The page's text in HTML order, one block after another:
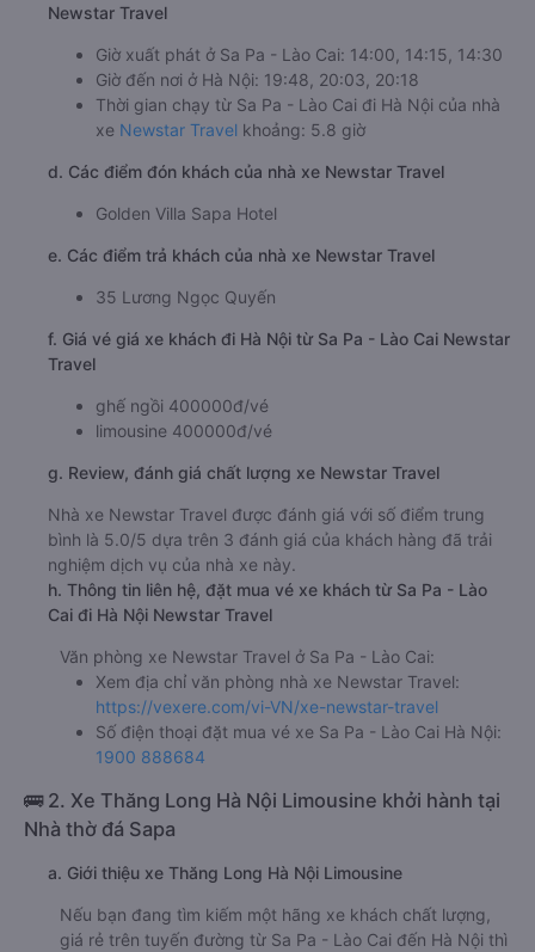
Newstar Travel
Giờ xuất phát ở Sa Pa - Lào Cai: 14:00, 14:15, 14:30
Giờ đến nơi ở Hà Nội: 19:48, 20:03, 20:18
Thời gian chạy từ Sa Pa - Lào Cai đi Hà Nội của nhà
xe Newstar Travel khoảng: 5.8 giờ
d. Các điểm đón khách của nhà xe Newstar Travel
Golden Villa Sapa Hotel
e. Các điểm trả khách của nhà xe Newstar Travel
35 Lương Ngọc Quyến
f. Giá vé giá xe khách đi Hà Nội từ Sa Pa - Lào Cai Newstar
Travel
ghế ngồi 400000đ/vé
limousine 400000đ/vé
g. Review, đánh giá chất lượng xe Newstar Travel
Nhà xe Newstar Travel được đánh giá với số điểm trung
bình là 5.0/5 dựa trên 3 đánh giá của khách hàng đã trải
nghiệm dịch vụ của nhà xe này.
h. Thông tin liên hệ, đặt mua vé xe khách từ Sa Pa - Lào
Cai đi Hà Nội Newstar Travel
Văn phòng xe Newstar Travel ở Sa Pa - Lào Cai:
Xem địa chỉ văn phòng nhà xe Newstar Travel:
https://vexere.com/vi-VN/xe-newstar-travel
Số điện thoại đặt mua vé xe Sa Pa - Lào Cai Hà Nội:
1900 888684
🚌 2. Xe Thăng Long Hà Nội Limousine khởi hành tại
Nhà thờ đá Sapa
a. Giới thiệu xe Thăng Long Hà Nội Limousine
Nếu bạn đang tìm kiếm một hãng xe khách chất lượng,
giá rẻ trên tuyến đường từ Sa Pa - Lào Cai đến Hà Nội thì